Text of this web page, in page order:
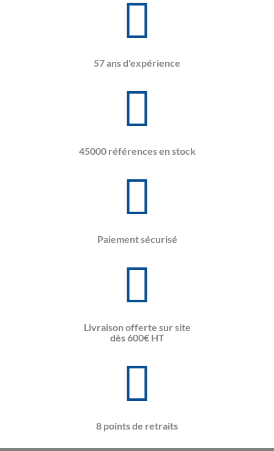
57 ans d'expérience
45000 références en stock
Paiement sécurisé
Livraison offerte sur site
dès 600€ HT
8 points de retraits